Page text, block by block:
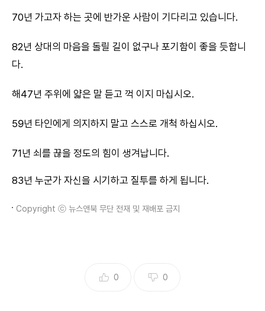
70년 가고자 하는 곳에 반가운 사람이 기다리고 있습니다.
82년 상대의 마음을 돌릴 길이 없구나 포기함이 좋을 듯합니
다.
해47년 주위에 얇은 말 듣고 꺽 이지 마십시오.
59년 타인에게 의지하지 말고 스스로 개척 하십시오.
71년 쇠를 끊을 정도의 힘이 생겨납니다.
83년 누군가 자신을 시기하고 질투를 하게 됩니다.
Copyright ⓒ 뉴스앤북 무단 전재 및 재배포 금지
0 0